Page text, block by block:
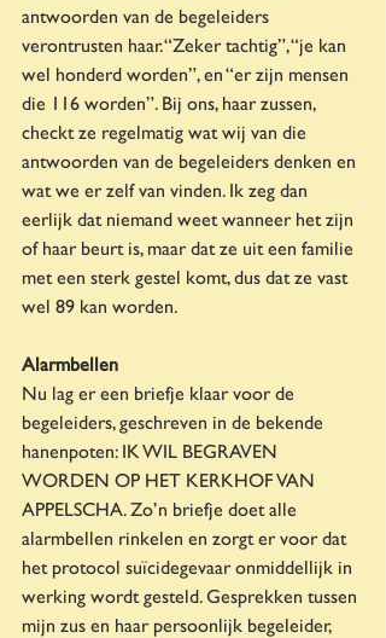
antwoorden van de begeleiders
verontrusten haar. “Zeker tachtig”, “je kan
wel honderd worden”, en “er zijn mensen
die 116 worden”. Bij ons, haar zussen,
checkt ze regelmatig wat wij van die
antwoorden van de begeleiders denken en
wat we er zelf van vinden. Ik zeg dan
eerlijk dat niemand weet wanneer het zijn
of haar beurt is, maar dat ze uit een familie
met een sterk gestel komt, dus dat ze vast
wel 89 kan worden.
Alarmbellen
Nu lag er een briefje klaar voor de
begeleiders, geschreven in de bekende
hanenpoten: IK WIL BEGRAVEN
WORDEN OP HET KERKHOF VAN
APPELSCHA. Zo’n briefje doet alle
alarmbellen rinkelen en zorgt er voor dat
het protocol suïcidegevaar onmiddellijk in
werking wordt gesteld. Gesprekken tussen
mijn zus en haar persoonlijk begeleider,